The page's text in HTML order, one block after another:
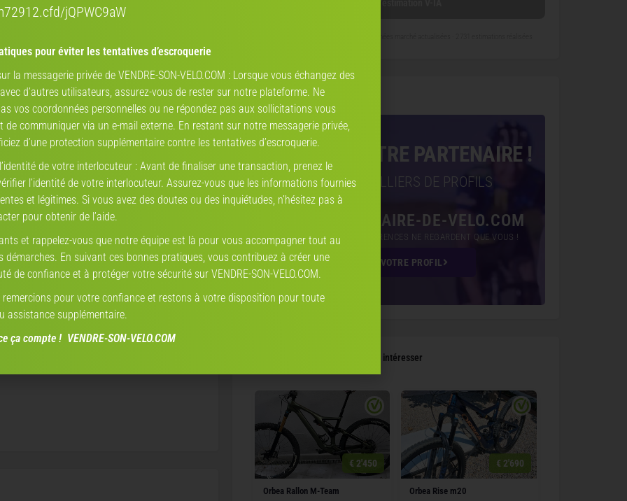
- monocoque - tapered 1-1/8˝ - 1 - 5˝ - PF 86mm
électronique
Shimano
Ultegra di2
Double
aluminium
Mavic ksyrium pro
freins à patins
Mon partenaire de vélo
TROUVEZ VOTRE PARTENAIRE !
DÉJÀ DES MILLIERS DE PROFILS
PARTENAIRE-DE-VELO.COM
ICI VOS PRÉFÉRENCES NE REGARDENT QUE VOUS !
CRÉEZ VOTRE PROFIL
Annonces qui pourraient vous intéresser
€ 2'450
Orbea Rallon M-Team
€ 2'690
Orbea Rise m20
jQPWC9aW
pour éviter les tentatives d’escroquerie
la messagerie privée de VENDRE-SON-VELO.COM : Lorsque vous échangez des
d’autres utilisateurs, assurez-vous de rester sur notre plateforme. Ne
vos coordonnées personnelles ou ne répondez pas aux sollicitations vous
de communiquer via un e-mail externe. En restant sur notre messagerie privée,
d’une protection supplémentaire contre les tentatives d’escroquerie.
de votre interlocuteur : Avant de finaliser une transaction, prenez le
l’identité de votre interlocuteur. Assurez-vous que les informations fournies
et légitimes. Si vous avez des doutes ou des inquiétudes, n’hésitez pas à
pour obtenir de l’aide.
et rappelez-vous que notre équipe est là pour vous accompagner tout au
démarches. En suivant ces bonnes pratiques, vous contribuez à créer une
de confiance et à protéger votre sécurité sur VENDRE-SON-VELO.COM.
remercions pour votre confiance et restons à votre disposition pour toute
assistance supplémentaire.
ça compte ! VENDRE-SON-VELO.COM